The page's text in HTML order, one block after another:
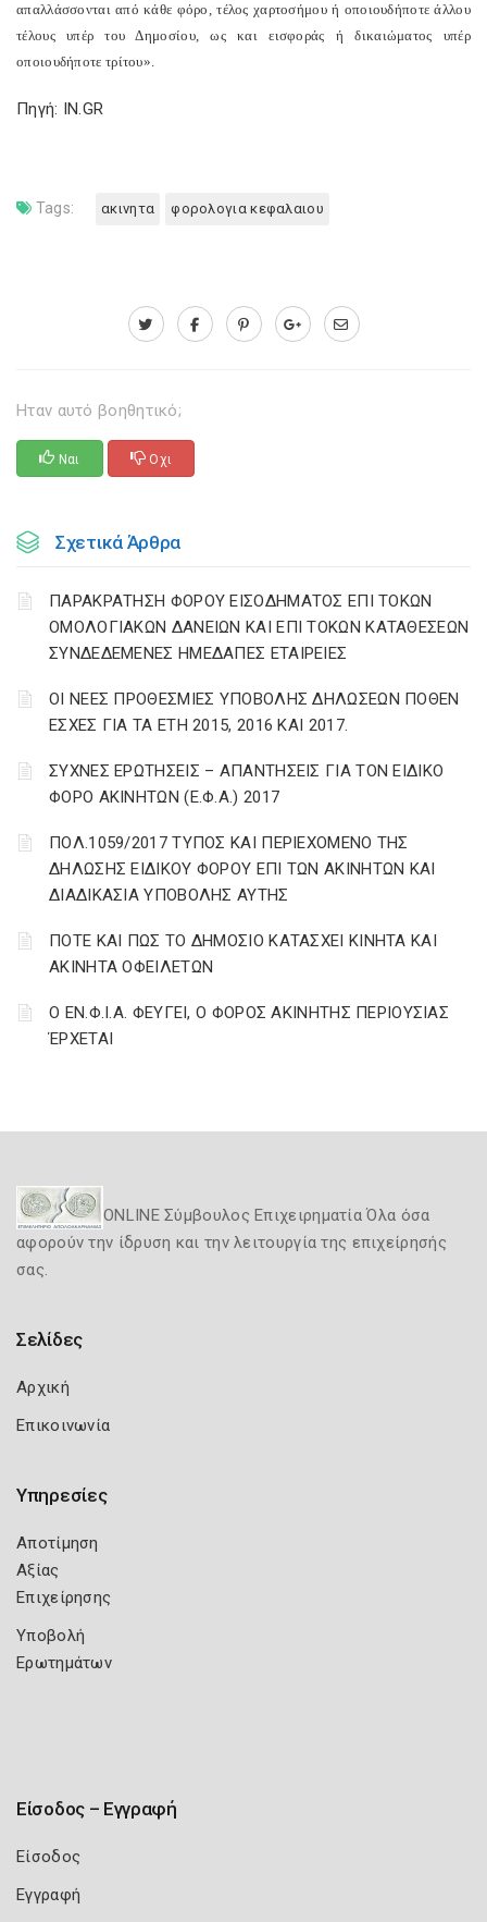
απαλλάσσονται από κάθε φόρο, τέλος χαρτοσήμου ή οποιουδήποτε άλλου
τέλους υπέρ του Δημοσίου, ως και εισφοράς ή δικαιώματος υπέρ
οποιουδήποτε τρίτου».
Πηγή: IN.GR
Tags: ακινητα φορολογια κεφαλαιου
Ηταν αυτό βοηθητικό;
Ναι Οχι
Σχετικά Άρθρα
ΠΑΡΑΚΡΑΤΗΣΗ ΦΟΡΟΥ ΕΙΣΟΔΗΜΑΤΟΣ ΕΠΙ ΤΟΚΩΝ
ΟΜΟΛΟΓΙΑΚΩΝ ΔΑΝΕΙΩΝ ΚΑΙ ΕΠΙ ΤΟΚΩΝ ΚΑΤΑΘΕΣΕΩΝ
ΣΥΝΔΕΔΕΜΕΝΕΣ ΗΜΕΔΑΠΕΣ ΕΤΑΙΡΕΙΕΣ
ΟΙ ΝΕΕΣ ΠΡΟΘΕΣΜΙΕΣ ΥΠΟΒΟΛΗΣ ΔΗΛΩΣΕΩΝ ΠΟΘΕΝ
ΕΣΧΕΣ ΓΙΑ ΤΑ ΕΤΗ 2015, 2016 ΚΑΙ 2017.
ΣΥΧΝΕΣ ΕΡΩΤΗΣΕΙΣ – ΑΠΑΝΤΗΣΕΙΣ ΓΙΑ ΤΟΝ ΕΙΔΙΚΟ
ΦΟΡΟ ΑΚΙΝΗΤΩΝ (Ε.Φ.Α.) 2017
ΠΟΛ.1059/2017 ΤΥΠΟΣ ΚΑΙ ΠΕΡΙΕΧΟΜΕΝΟ ΤΗΣ
ΔΗΛΩΣΗΣ ΕΙΔΙΚΟΥ ΦΟΡΟΥ ΕΠΙ ΤΩΝ ΑΚΙΝΗΤΩΝ ΚΑΙ
ΔΙΑΔΙΚΑΣΙΑ ΥΠΟΒΟΛΗΣ ΑΥΤΗΣ
ΠΟΤΕ ΚΑΙ ΠΩΣ ΤΟ ΔΗΜΟΣΙΟ ΚΑΤΑΣΧΕΙ ΚΙΝΗΤΑ ΚΑΙ
ΑΚΙΝΗΤΑ ΟΦΕΙΛΕΤΩΝ
Ο ΕΝ.Φ.Ι.Α. ΦΕΥΓΕΙ, Ο ΦΟΡΟΣ ΑΚΙΝΗΤΗΣ ΠΕΡΙΟΥΣΙΑΣ
ΈΡΧΕΤΑΙ
ONLINE Σύμβουλος Επιχειρηματία Όλα όσα
αφορούν την ίδρυση και την λειτουργία της επιχείρησής
σας.
Σελίδες
Αρχική
Επικοινωνία
Υπηρεσίες
Αποτίμηση
Αξίας
Επιχείρησης
Υποβολή
Ερωτημάτων
Είσοδος – Εγγραφή
Είσοδος
Εγγραφή